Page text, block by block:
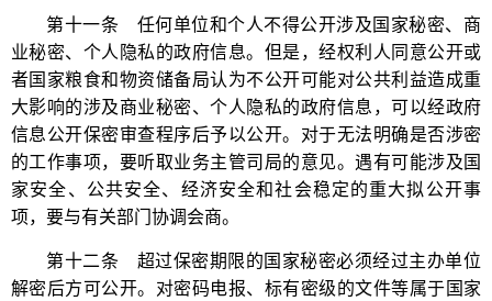
第十一条 任何单位和个人不得公开涉及国家秘密、商
业秘密、个人隐私的政府信息。但是，经权利人同意公开或
者国家粮食和物资储备局认为不公开可能对公共利益造成重
大影响的涉及商业秘密、个人隐私的政府信息，可以经政府
信息公开保密审查程序后予以公开。对于无法明确是否涉密
的工作事项，要听取业务主管司局的意见。遇有可能涉及国
家安全、公共安全、经济安全和社会稳定的重大拟公开事
项，要与有关部门协调会商。
第十二条 超过保密期限的国家秘密必须经过主办单位
解密后方可公开。对密码电报、标有密级的文件等属于国家